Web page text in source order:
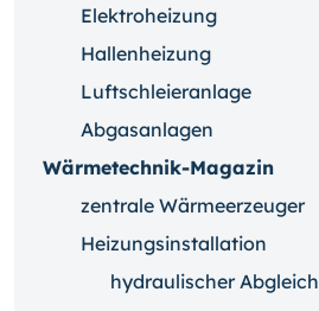
Elektroheizung
Hallenheizung
Luftschleieranlage
Abgasanlagen
Wärmetechnik-Magazin
zentrale Wärmeerzeuger
Heizungsinstallation
hydraulischer Abgleich